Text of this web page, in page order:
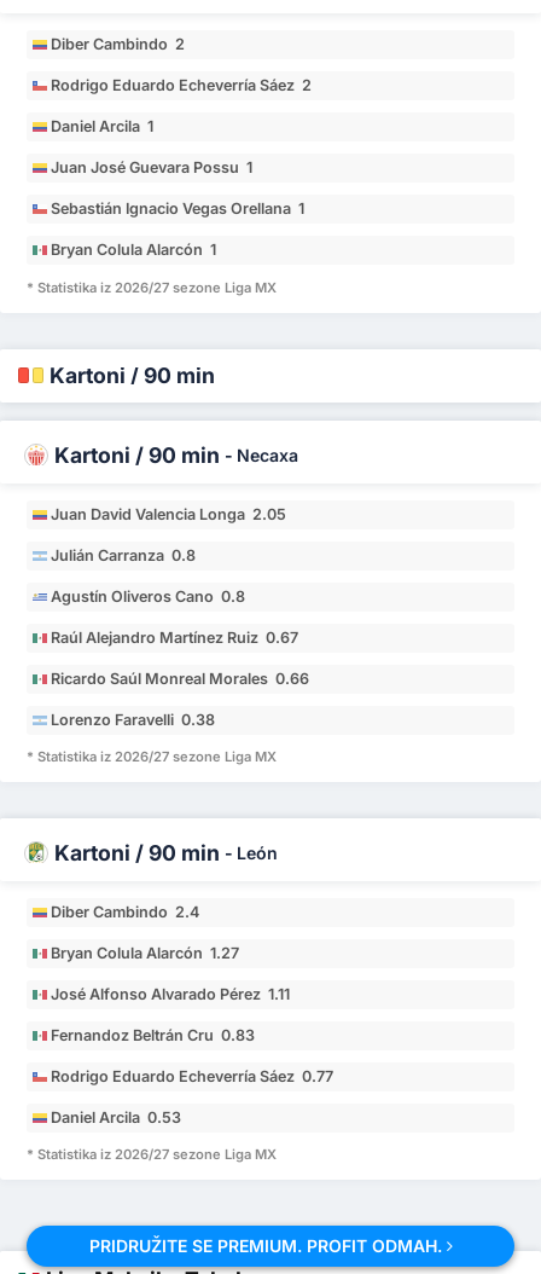
Diber Cambindo 2
Rodrigo Eduardo Echeverría Sáez 2
Daniel Arcila 1
Juan José Guevara Possu 1
Sebastián Ignacio Vegas Orellana 1
Bryan Colula Alarcón 1
* Statistika iz 2026/27 sezone Liga MX
Kartoni / 90 min
Kartoni / 90 min - Necaxa
Juan David Valencia Longa 2.05
Julián Carranza 0.8
Agustín Oliveros Cano 0.8
Raúl Alejandro Martínez Ruiz 0.67
Ricardo Saúl Monreal Morales 0.66
Lorenzo Faravelli 0.38
* Statistika iz 2026/27 sezone Liga MX
Kartoni / 90 min - León
Diber Cambindo 2.4
Bryan Colula Alarcón 1.27
José Alfonso Alvarado Pérez 1.11
Fernandoz Beltrán Cru 0.83
Rodrigo Eduardo Echeverría Sáez 0.77
Daniel Arcila 0.53
* Statistika iz 2026/27 sezone Liga MX
PRIDRUŽITE SE PREMIUM. PROFIT ODMAH.